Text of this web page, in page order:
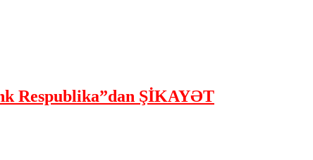
Respublika”dan ŞİKAYƏT